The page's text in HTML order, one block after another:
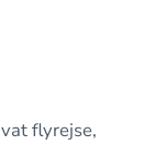
flyrejse,